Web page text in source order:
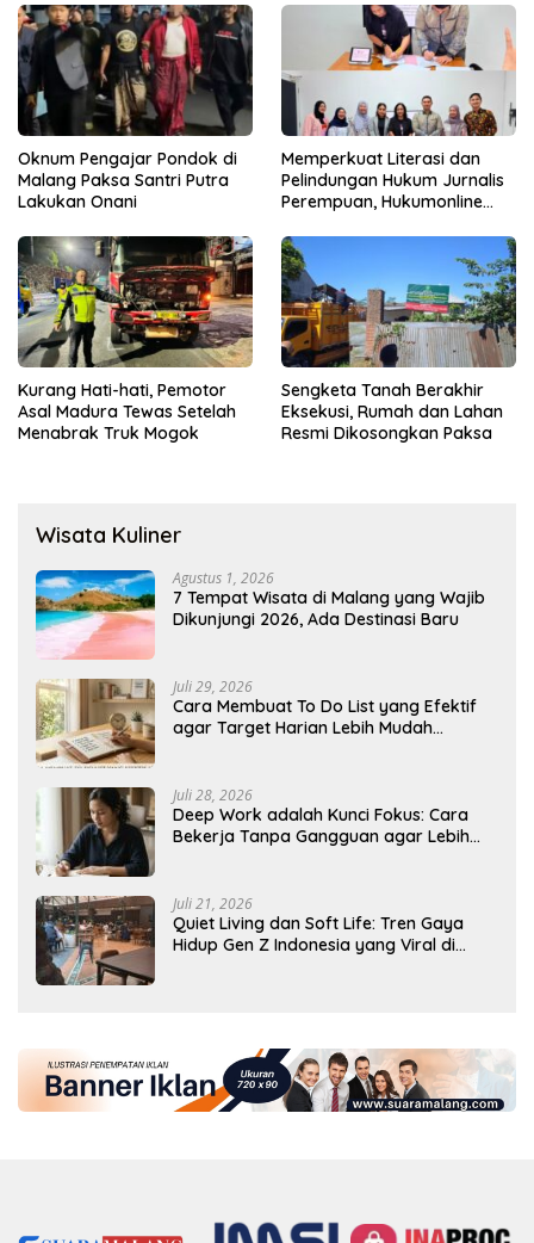
Oknum Pengajar Pondok di
Malang Paksa Santri Putra
Lakukan Onani
Memperkuat Literasi dan
Pelindungan Hukum Jurnalis
Perempuan, Hukumonline
Gratis
Kurang Hati-hati, Pemotor
Asal Madura Tewas Setelah
Menabrak Truk Mogok
Sengketa Tanah Berakhir
Eksekusi, Rumah dan Lahan
Resmi Dikosongkan Paksa
Wisata Kuliner
Agustus 1, 2026
7 Tempat Wisata di Malang yang Wajib
Dikunjungi 2026, Ada Destinasi Baru
Juli 29, 2026
Cara Membuat To Do List yang Efektif
agar Target Harian Lebih Mudah
Juli 28, 2026
Deep Work adalah Kunci Fokus: Cara
Bekerja Tanpa Gangguan agar Lebih
Juli 21, 2026
Quiet Living dan Soft Life: Tren Gaya
Hidup Gen Z Indonesia yang Viral di